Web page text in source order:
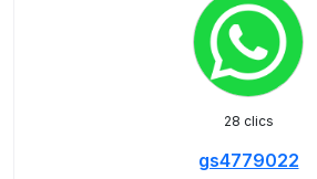
28 clics
gs4779022